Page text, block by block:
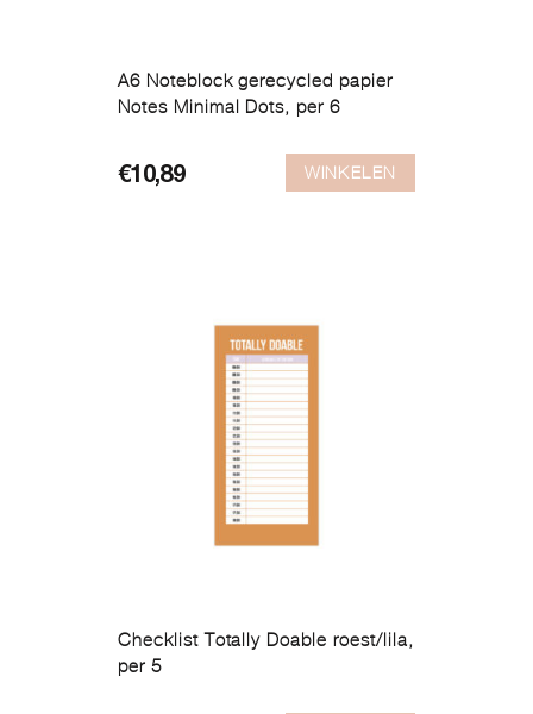
A6 Noteblock gerecycled papier
Notes Minimal Dots, per 6
€10,89 WINKELEN
Checklist Totally Doable roest/lila,
per 5